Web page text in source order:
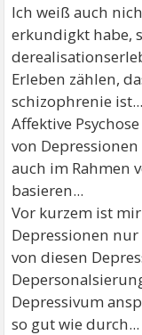
Ich weiß auch
erkundigkt habe,
Erleben zählen,
schizophrenie ist...
Affektive
von
auch im Rahmen
basieren...
Vor kurzem ist
Depressionen
von diesen
Depressivum
so gut wie durch...